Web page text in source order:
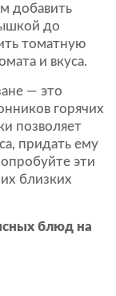
добавить
до
томатную
и вкуса.
— это
горячих
позволяет
придать ему
эти
близких
блюд на